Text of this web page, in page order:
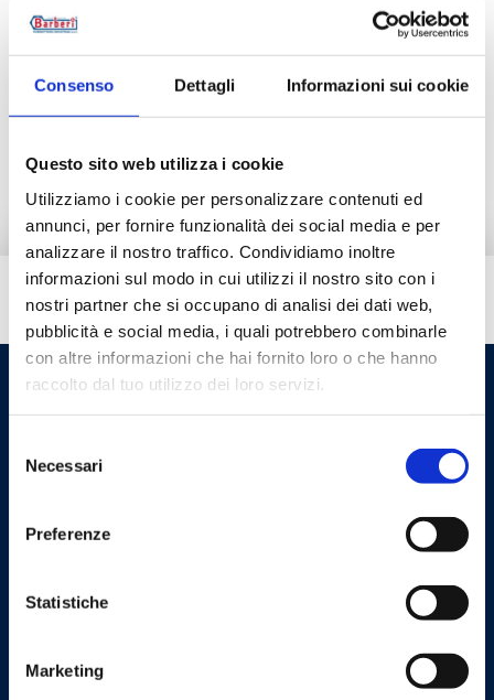
Consenso Dettagli Informazioni sui cookie
Questo sito web utilizza i cookie
Utilizziamo i cookie per personalizzare contenuti ed
annunci, per fornire funzionalità dei social media e per
analizzare il nostro traffico. Condividiamo inoltre
informazioni sul modo in cui utilizzi il nostro sito con i
nostri partner che si occupano di analisi dei dati web,
pubblicità e social media, i quali potrebbero combinarle
con altre informazioni che hai fornito loro o che hanno
raccolto dal tuo utilizzo dei loro servizi.
delNecessari
Preferenze
Statistiche
Marketing
: 95 °C
Pressione massima di esercizio: 10 bar
Hai bisogno di aiuto?